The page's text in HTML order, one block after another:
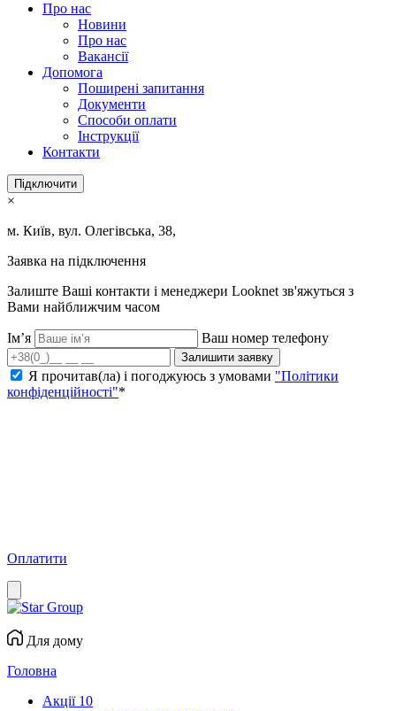
Про нас
Новини
Про нас
Вакансії
Допомога
Поширені запитання
Документи
Способи оплати
Інструкції
Контакти
Підключити
×
м. Київ, вул. Олегівська, 38,
Заявка на підключення
Залиште Ваші контакти і менеджери Looknet зв'яжуться з
Вами найближчим часом
Ім’я Ваш номер телефону
Залишити заявку
Я прочитав(ла) і погоджуюсь з умовами "Політики
конфіденційності"*
Оплатити
Для дому
Головна
Акції 10